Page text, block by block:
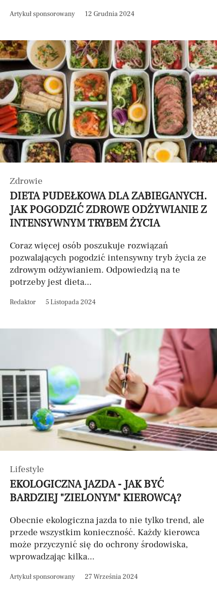
Artykuł sponsorowany 12 Grudnia 2024
Zdrowie
DIETA PUDEŁKOWA DLA ZABIEGANYCH.
JAK POGODZIĆ ZDROWE ODŻYWIANIE Z
INTENSYWNYM TRYBEM ŻYCIA
Coraz więcej osób poszukuje rozwiązań
pozwalających pogodzić intensywny tryb życia ze
zdrowym odżywianiem. Odpowiedzią na te
potrzeby jest dieta...
Redaktor 5 Listopada 2024
Lifestyle
EKOLOGICZNA JAZDA - JAK BYĆ
BARDZIEJ "ZIELONYM" KIEROWCĄ?
Obecnie ekologiczna jazda to nie tylko trend, ale
przede wszystkim konieczność. Każdy kierowca
może przyczynić się do ochrony środowiska,
wprowadzając kilka...
Artykuł sponsorowany 27 Września 2024